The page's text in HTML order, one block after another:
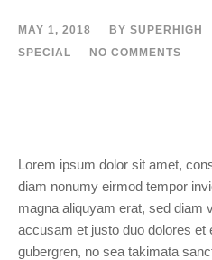
MAY 1, 2018 BY SUPERHIGH
SPECIAL
NO COMMENTS
Lorem ipsum dolor sit amet,
diam nonumy eirmod tempor
magna aliquyam erat, sed diam
accusam et justo duo dolores et
gubergren, no sea takimata